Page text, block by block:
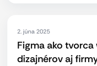
2. júna 2025
Figma ako tvorca
dizajnérov aj